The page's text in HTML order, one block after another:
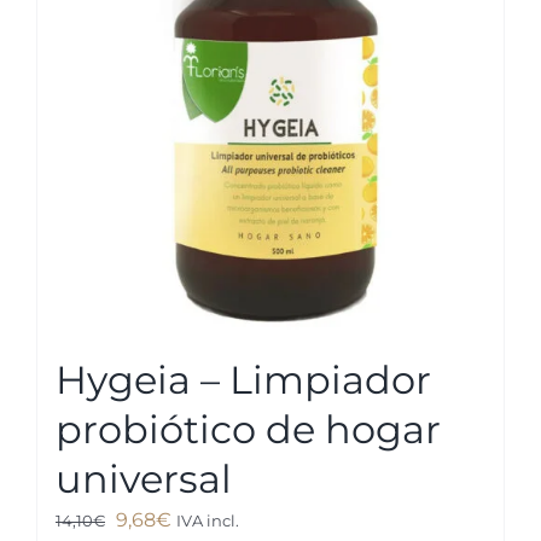
pueden
elegir
en
la
página
de
producto
Hygeia – Limpiador
probiótico de hogar
universal
14,10€ El
9,68€ElIVA incl.